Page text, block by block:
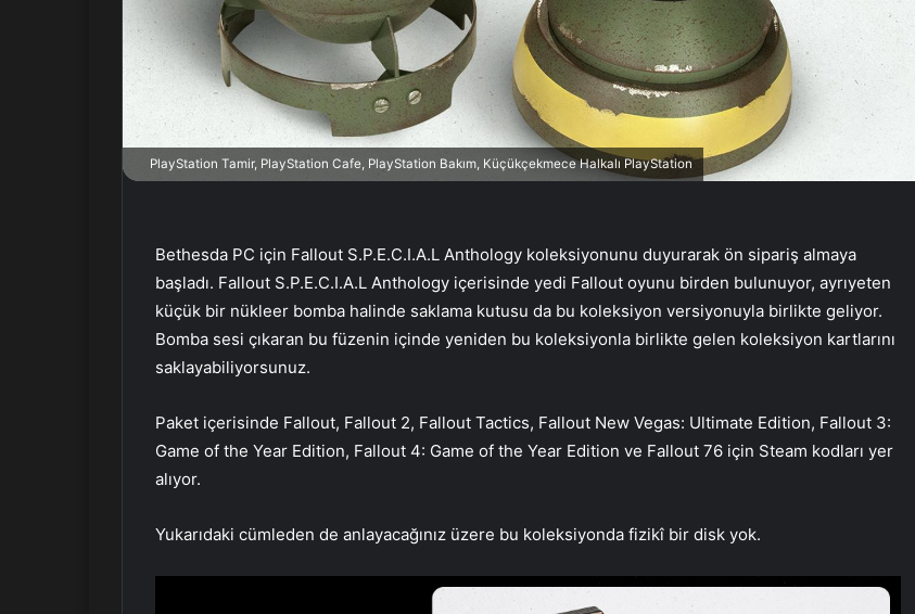
d
m
k
PlayStation Tamir, PlayStation Cafe, PlayStation Bakım, Küçükçekmece Halkalı PlayStation
Bethesda PC için Fallout S.P.E.C.I.A.L Anthology koleksiyonunu duyurarak ön sipariş almaya
başladı. Fallout S.P.E.C.I.A.L Anthology içerisinde yedi Fallout oyunu birden bulunuyor, ayrıyeten
küçük bir nükleer bomba halinde saklama kutusu da bu koleksiyon versiyonuyla birlikte geliyor.
Bomba sesi çıkaran bu füzenin içinde yeniden bu koleksiyonla birlikte gelen koleksiyon kartlarını
saklayabiliyorsunuz.
Paket içerisinde Fallout, Fallout 2, Fallout Tactics, Fallout New Vegas: Ultimate Edition, Fallout 3:
Game of the Year Edition, Fallout 4: Game of the Year Edition ve Fallout 76 için Steam kodları yer
alıyor.
Yukarıdaki cümleden de anlayacağınız üzere bu koleksiyonda fizikî bir disk yok.